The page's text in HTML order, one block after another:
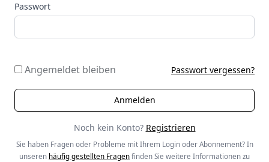
Passwort
Angemeldet bleiben Passwort vergessen?
Noch kein Konto? Registrieren
Sie haben Fragen oder Probleme mit Ihrem Login oder Abonnement? In
unseren häufig gestellten Fragen finden Sie weitere Informationen zu